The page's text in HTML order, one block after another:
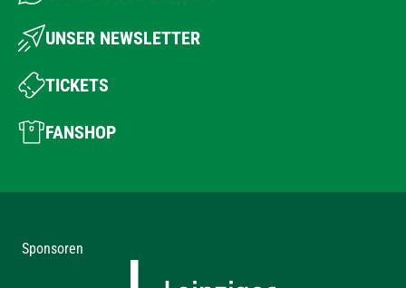
UNSER NEWSLETTER
TICKETS
FANSHOP
Sponsoren